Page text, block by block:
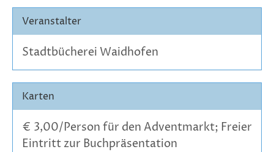
Veranstalter
Stadtbücherei Waidhofen
Karten
€ 3,00/Person für den Adventmarkt; Freier
Eintritt zur Buchpräsentation